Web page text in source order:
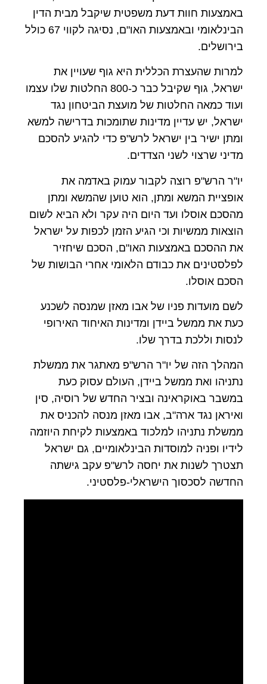
באמצעות חוות דעת משפטית שיקבל מבית הדין
הבינלאומי ובאמצעות האו"ם, נסיגה לקווי 67 כולל
בירושלים.
למרות שהעצרת הכללית היא גוף שעויין את
ישראל, גוף שקיבל כבר כ-800 החלטות שלו עצמו
ועוד כמאה החלטות של מועצת הביטחון נגד
ישראל, יש עדיין מדינות שתומכות בדרישה למשא
ומתן ישיר בין ישראל לרש"פ כדי להגיע להסכם
מדיני שרצוי לשני הצדדים.
יו"ר הרש"פ רוצה לקבור עמוק באדמה את
אופציית המשא ומתן, הוא טוען שהמשא ומתן
מהסכם אוסלו ועד היום היה עקר ולא הביא לשום
הוצאות ממשיות וכי הגיע הזמן לכפות על ישראל
את ההסכם באמצעות האו"ם, הסכם שיחזיר
לפלסטינים את כבודם הלאומי אחרי הבושות של
הסכם אוסלו.
לשם מועדות פניו של אבו מאזן שמנסה לשכנע
כעת את ממשל ביידן ומדינות האיחוד האירופי
לנסות וללכת בדרך שלו.
המהלך הזה של יו"ר הרש"פ מאתגר את ממשלת
נתניהו ואת ממשל ביידן, העולם עסוק כעת
במשבר באוקראינה ובציר החדש של רוסיה, סין
ואיראן נגד ארה"ב, אבו מאזן מנסה להכניס את
ממשלת נתניהו למלכוד באמצעות לקיחת היוזמה
לידיו ופניה למוסדות הבינלאומיים, גם ישראל
תצטרך לשנות את יחסה לרש"פ עקב גישתה
החדשה לסכסוך הישראלי-פלסטיני.